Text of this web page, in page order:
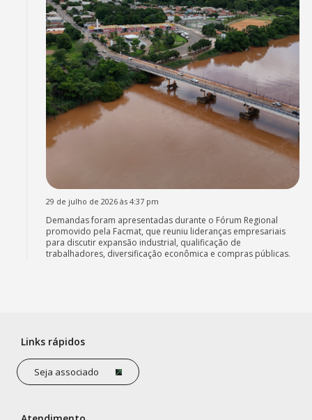
29 de julho de 2026 às 4:37 pm
Demandas foram apresentadas durante o Fórum Regional
promovido pela Facmat, que reuniu lideranças empresariais
para discutir expansão industrial, qualificação de
trabalhadores, diversificação econômica e compras públicas.
Links rápidos
Seja associado